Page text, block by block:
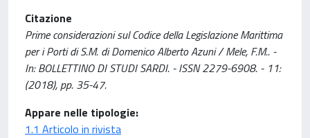
Citazione
Prime considerazioni sul Codice della Legislazione Marittima
per i Porti di S.M. di Domenico Alberto Azuni / Mele, F.M.. -
In: BOLLETTINO DI STUDI SARDI. - ISSN 2279-6908. - 11:
(2018), pp. 35-47.
Appare nelle tipologie:
1.1 Articolo in rivista